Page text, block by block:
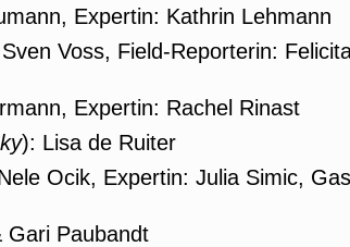
Expertin: Kathrin Lehmann
Voss, Field-Reporterin:
Expertin: Rachel Rinast
): Lisa de Ruiter
Ocik, Expertin: Julia Simic,
Gari Paubandt